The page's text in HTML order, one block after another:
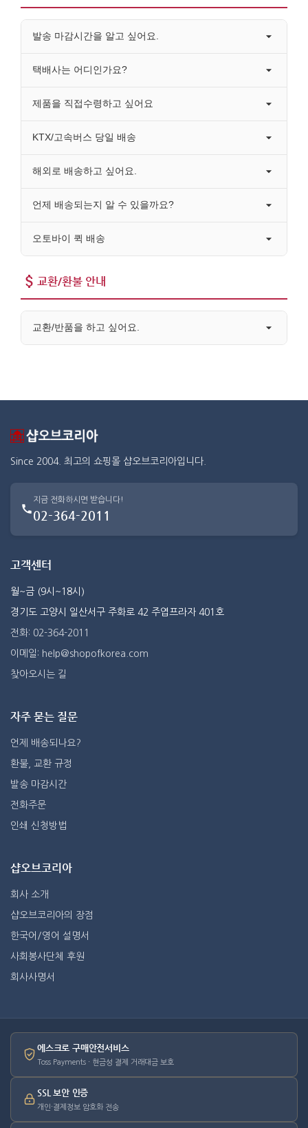
발송 마감시간을 알고 싶어요.
택배사는 어디인가요?
제품을 직접수령하고 싶어요
KTX/고속버스 당일 배송
해외로 배송하고 싶어요.
언제 배송되는지 알 수 있을까요?
오토바이 퀵 배송
교환/환불 안내
교환/반품을 하고 싶어요.
Since 2004. 최고의 쇼핑몰 샵오브코리아입니다.
지금 전화하시면 받습니다!
02-364-2011
고객센터
월~금 (9시~18시)
경기도 고양시 일산서구 주화로 42 주엽프라자 401호
전화: 02-364-2011
이메일: help@shopofkorea.com
찾아오시는 길
자주 묻는 질문
언제 배송되나요?
환불, 교환 규정
발송 마감시간
전화주문
인쇄 신청방법
샵오브코리아
회사 소개
샵오브코리아의 장점
한국어/영어 설명서
사회봉사단체 후원
회사사명서
에스크로 구매안전서비스
Toss Payments · 현금성 결제 거래대금 보호
SSL 보안 인증
개인·결제정보 암호화 전송